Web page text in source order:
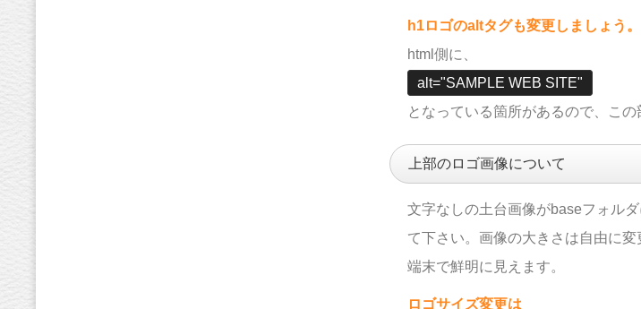
h1ロゴのaltタグも変更しましょう。
html側に、
alt="SAMPLE WEB SITE"
となっている箇所があるので、こ
上部のロゴ画像について
文字なしの土台画像がbaseフォル
て下さい。画像の大きさは自由に
端末で鮮明に見えます。
ロゴサイズ変更は